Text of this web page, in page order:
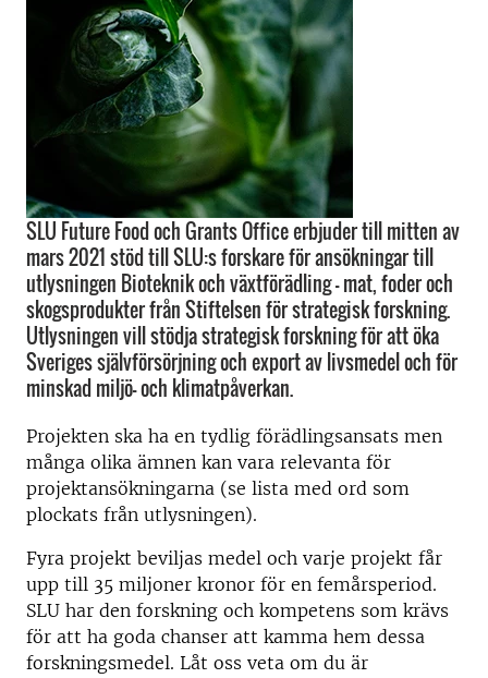
SLU Future Food och Grants Office erbjuder till mitten av
mars 2021 stöd till SLU:s forskare för ansökningar till
utlysningen Bioteknik och växtförädling – mat, foder och
skogsprodukter från Stiftelsen för strategisk forskning.
Utlysningen vill stödja strategisk forskning för att öka
Sveriges självförsörjning och export av livsmedel och för
minskad miljö- och klimatpåverkan.
Projekten ska ha en tydlig förädlingsansats men
många olika ämnen kan vara relevanta för
projektansökningarna (se lista med ord som
plockats från utlysningen).
Fyra projekt beviljas medel och varje projekt får
upp till 35 miljoner kronor för en femårsperiod.
SLU har den forskning och kompetens som krävs
för att ha goda chanser att kamma hem dessa
forskningsmedel. Låt oss veta om du är